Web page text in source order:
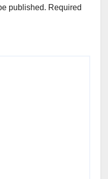
published. Required